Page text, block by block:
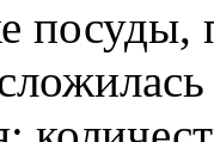
посуды,